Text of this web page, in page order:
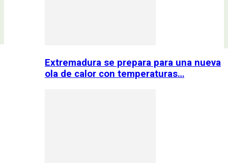
Extremadura se prepara para una nueva
ola de calor con temperaturas…